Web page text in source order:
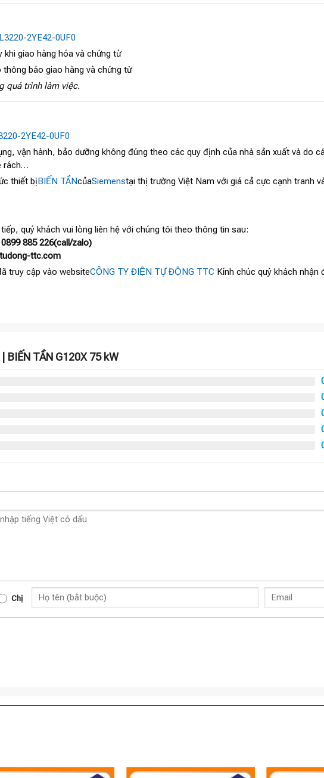
2YE42-0UF0
khi giao hàng hóa và chứng từ
báo giao hàng và chứng từ
quá trình làm việc.
2YE42-0UF0
vận hành, bảo dưỡng không đúng theo các quy định của nhà sản xuất và do
rách…
thiết bịBIẾN TẦNcủaSiemenstại thị trường Việt Nam với giá cả cực cạnh tranh
quý khách vui lòng liên hệ với chúng tôi theo thông tin sau:
885 226(call/zalo)
ttc.com
truy cập vào websiteCÔNG TY ĐIỆN TỰ ĐỘNG TTC Kính chúc quý khách
BIẾN TẦN G120X 75 kW
Chị